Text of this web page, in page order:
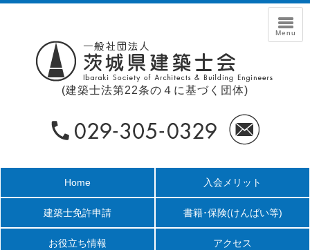
(建築士法第22条の４に基づく団体)
Home 入会メリット
建築士免許申請 書籍･保険(けんばい等)
お役立ち情報 アクセス